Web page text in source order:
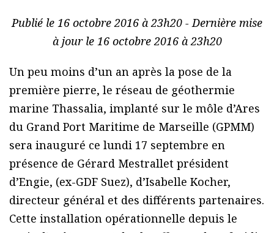
Publié le 16 octobre 2016 à 23h20 - Dernière mise
à jour le 16 octobre 2016 à 23h20
Un peu moins d’un an après la pose de la
première pierre, le réseau de géothermie
marine Thassalia, implanté sur le môle d’Ares
du Grand Port Maritime de Marseille (GPMM)
sera inauguré ce lundi 17 septembre en
présence de Gérard Mestrallet président
d’Engie, (ex-GDF Suez), d’Isabelle Kocher,
directeur général et des différents partenaires.
Cette installation opérationnelle depuis le